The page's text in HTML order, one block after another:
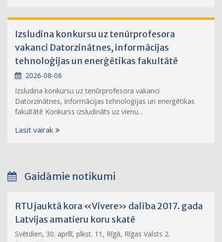
Izsludina konkursu uz tenūrprofesora
vakanci Datorzinātnes, informācijas
tehnoloģijas un enerģētikas fakultātē
2026-08-06
Izsludina konkursu uz tenūrprofesora vakanci
Datorzinātnes, informācijas tehnoloģijas un enerģētikas
fakultātē Konkurss izsludināts uz vienu...
Lasit vairak
Gaidāmie notikumi
RTU jauktā kora «Vivere» dalība 2017. gada
Latvijas amatieru koru skatē
Svētdien, 30. aprīlī, plkst. 11, Rīgā, Rīgas Valsts 2.